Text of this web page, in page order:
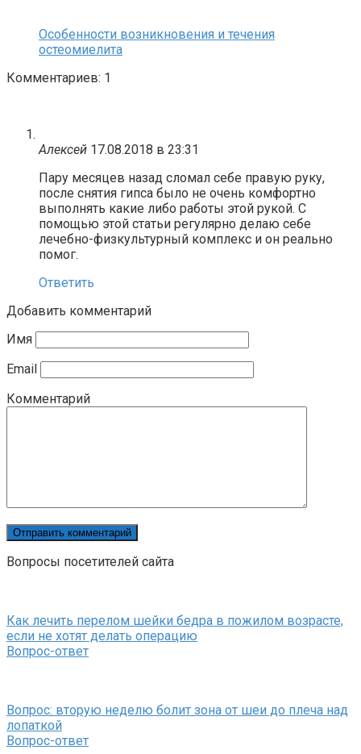
Особенности возникновения и течения
остеомиелита
Комментариев: 1
Алексей 17.08.2018 в 23:31
Пару месяцев назад сломал себе правую руку,
после снятия гипса было не очень комфортно
выполнять какие либо работы этой рукой. С
помощью этой статьи регулярно делаю себе
лечебно-физкультурный комплекс и он реально
помог.
Ответить
Добавить комментарий
Имя
Email
Комментарий
Вопросы посетителей сайта
Как лечить перелом шейки бедра в пожилом возрасте,
если не хотят делать операцию
Вопрос-ответ
Вопрос: вторую неделю болит зона от шеи до плеча над
лопаткой
Вопрос-ответ